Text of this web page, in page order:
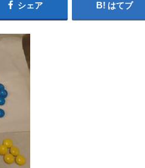
シェア はてブ